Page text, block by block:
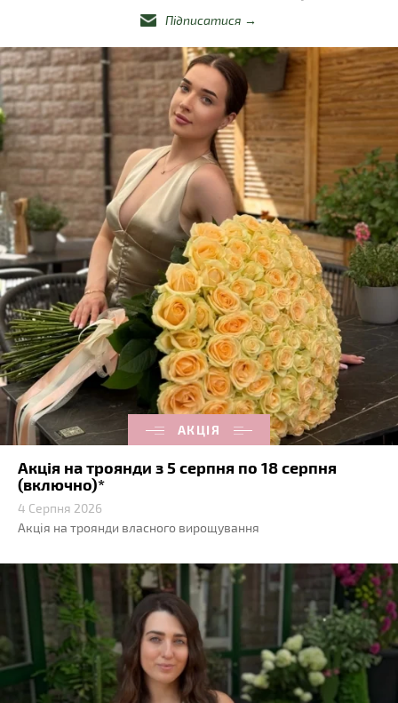
Підписатися →
АКЦІЯ
Акція на троянди з 5 серпня по 18 серпня
(включно)*
4 Серпня 2026
Акція на троянди власного вирощування